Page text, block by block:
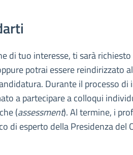
di tuo interesse, ti sarà
potrai essere reindirizzato
Durante il processo di
a partecipare a colloqui
(assessment). Al termine, i
di esperto della Presidenza del